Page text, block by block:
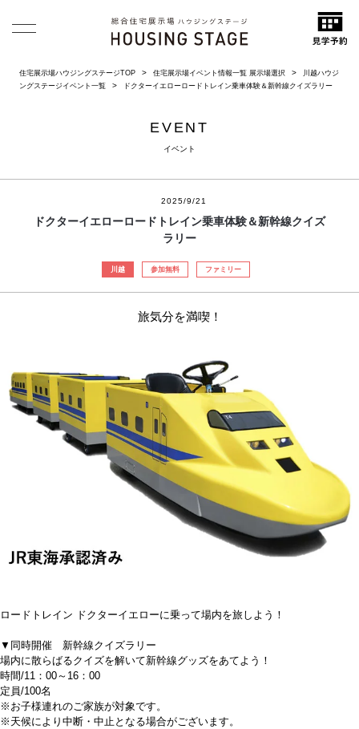
住宅展示場ハウジングステージTOP 住宅展示場イベント情報一覧 展示場選択
川越ハウジ
ングステージイベント一覧
ドクターイエローロードトレイン乗車体験＆新幹線クイズラリー
EVENT
イベント
2025/9/21
ドクターイエローロードトレイン乗車体験＆新幹線クイズ
ラリー
川越 参加無料 ファミリー
旅気分を満喫！
ロードトレイン ドクターイエローに乗って場内を旅しよう！
▼同時開催 新幹線クイズラリー
場内に散らばるクイズを解いて新幹線グッズをあてよう！
時間/11：00～16：00
定員/100名
※お子様連れのご家族が対象です。
※天候により中断・中止となる場合がございます。